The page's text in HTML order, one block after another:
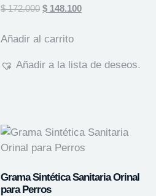
$172.000 $ 148.100
Añadir al carrito
Añadir a la lista de deseos.
Grama Sintética Sanitaria Orinal
para Perros